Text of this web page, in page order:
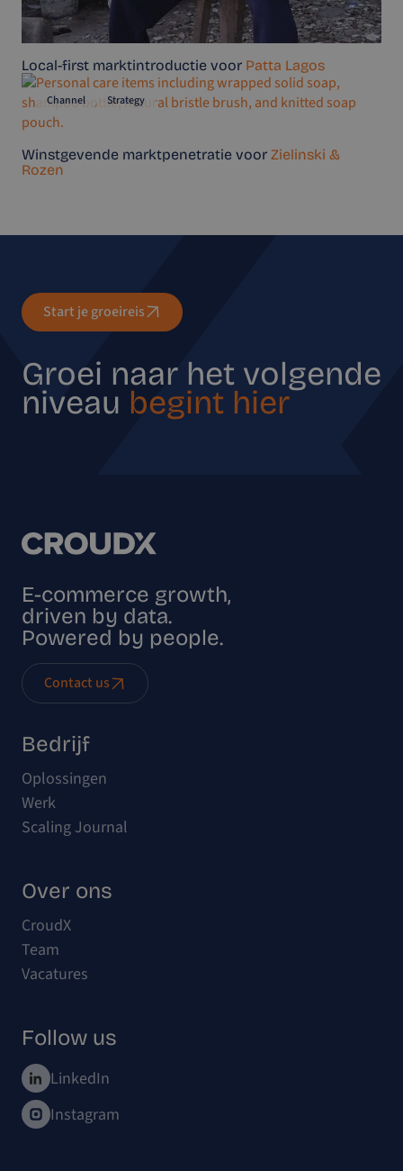
Local-first marktintroductie voor Patta Lagos
Channel Strategy
Winstgevende marktpenetratie voor Zielinski &
Rozen
Start je groeireis
Groei naar het volgende
niveau begint hier
E-commerce growth,
driven by data.
Powered by people.
Contact us
Bedrijf
Oplossingen
Werk
Scaling Journal
Over ons
CroudX
Team
Vacatures
Follow us
LinkedIn
Instagram